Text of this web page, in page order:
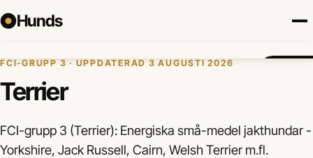
Hunds
Försäkring Hundraser Lokalt Valp Mat Hälsa
FCI-GRUPP 3 · UPPDATERAD 3 AUGUSTI 2026
Terrier
FCI-grupp 3 (Terrier): Energiska små-medel jakthundar -
Yorkshire, Jack Russell, Cairn, Welsh Terrier m.fl.